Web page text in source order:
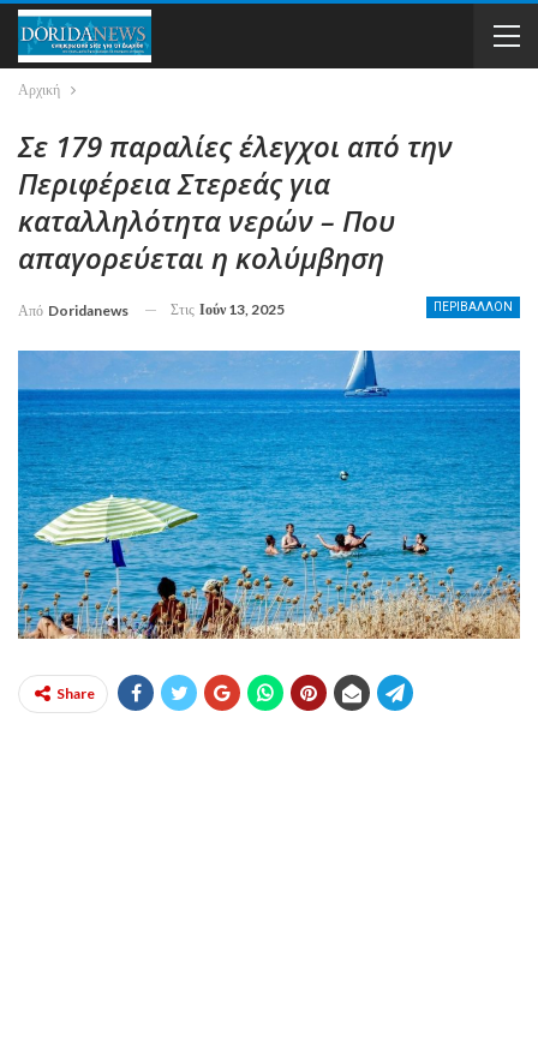
Αρχική
Σε 179 παραλίες έλεγχοι από την
Περιφέρεια Στερεάς για
καταλληλότητα νερών – Που
απαγορεύεται η κολύμβηση
ΠΕΡΙΒΑΛΛΟΝ
Από Doridanews Στις Ιούν 13, 2025
Share